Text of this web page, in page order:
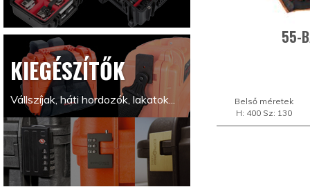
KIEGÉSZÍTŐK
Vállszíjak, háti hordozók, lakatok...
55-
Belső méretek
H: 400 Sz: 130